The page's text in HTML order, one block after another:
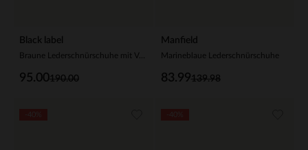
Black label
190.00
95.00
Manfield
Marineblaue Lederschnürschuhe
139.98
83.99